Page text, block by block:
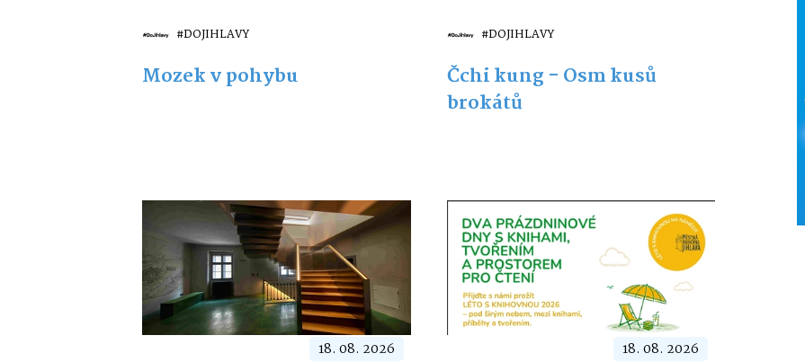
#DOJIHLAVY
Mozek v pohybu
#DOJIHLAVY
Čchi kung - Osm kusů
brokátů
18. 08. 2026 18. 08. 2026